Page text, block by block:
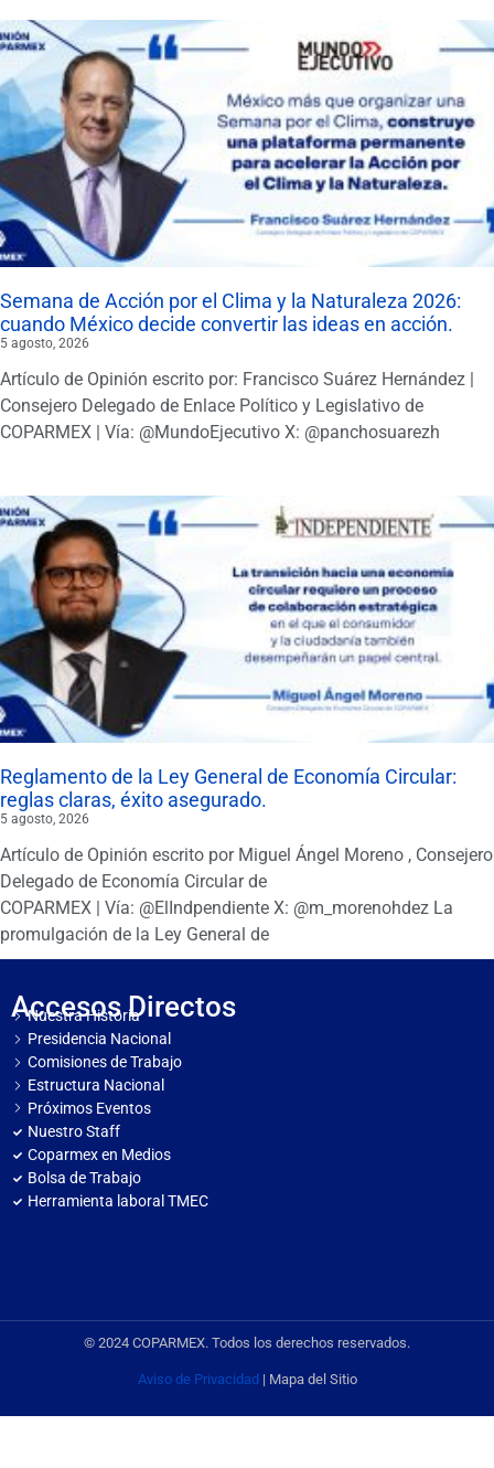
Semana de Acción por el Clima y la Naturaleza 2026:
cuando México decide convertir las ideas en acción.
5 agosto, 2026
Artículo de Opinión escrito por: Francisco Suárez Hernández |
Consejero Delegado de Enlace Político y Legislativo de
COPARMEX | Vía: @MundoEjecutivo X: @panchosuarezh
Reglamento de la Ley General de Economía Circular:
reglas claras, éxito asegurado.
5 agosto, 2026
Artículo de Opinión escrito por Miguel Ángel Moreno , Consejero
Delegado de Economía Circular de
COPARMEX | Vía: @ElIndpendiente X: @m_morenohdez La
promulgación de la Ley General de
Accesos Directos
Nuestra Historia
Presidencia Nacional
Comisiones de Trabajo
Estructura Nacional
Próximos Eventos
Nuestro Staff
Coparmex en Medios
Bolsa de Trabajo
Herramienta laboral TMEC
© 2024 COPARMEX. Todos los derechos reservados.
Aviso de Privacidad | Mapa del Sitio